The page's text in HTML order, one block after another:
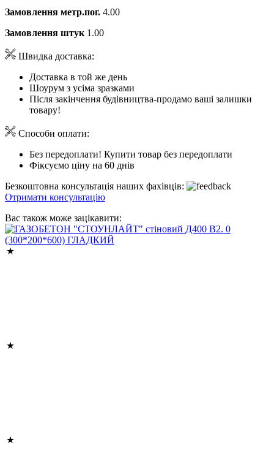
Замовлення метр.пог. 4.00
Замовлення штук 1.00
Швидка доставка:
Доставка в той же день
Шоурум з усіма зразками
Після закінчення будівництва-продамо ваші залишки
товару!
Способи оплати:
Без передоплати! Купити товар без передоплати
Фіксуємо ціну на 60 днів
Безкоштовна консультація наших фахівців:
Отримати консультацію
Вас також може зацікавити: